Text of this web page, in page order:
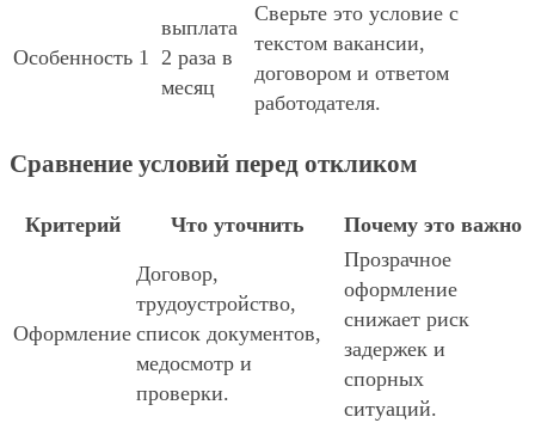
Особенность 1
выплата
2 раза в
месяц
Сверьте это условие с
текстом вакансии,
договором и ответом
работодателя.
Сравнение условий перед откликом
Критерий Что уточнить Почему это важно
Оформление
Договор,
трудоустройство,
список документов,
медосмотр и
проверки.
Прозрачное
оформление
снижает риск
задержек и
спорных
ситуаций.